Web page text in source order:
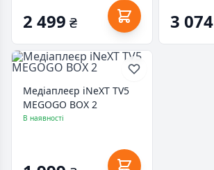
2 499 ₴ 3 074
Медіаплеєр iNeXT TV5
MEGOGO BOX 2
В наявності